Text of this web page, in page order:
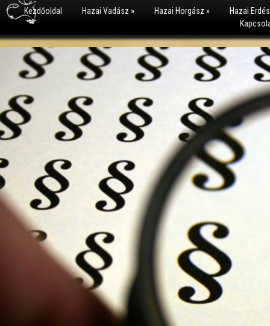
Kezdőoldal Hazai Vadász » Hazai Horgász »
Hazai